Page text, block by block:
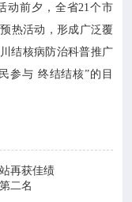
动前夕，全省21个市
热活动，形成广泛覆
结核病防治科普推广
参与 终结结核”的目
再获佳绩
二名